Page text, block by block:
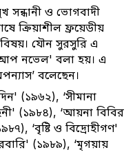
সন্ধানী ও ভোগবাদী
ক্রিয়াশীল ফ্রয়েডীয়
যৌন সুরসুরি এ
নভেল' বলা হয়। এ
বলেছেন।
(১৯৬২), ‘সীমানা
(১৯৮৪), ‘আয়না বিবির
‘বৃষ্টি ও বিদ্রোহীগণ'
(১৯৮৯), ‘মৃগয়ায়